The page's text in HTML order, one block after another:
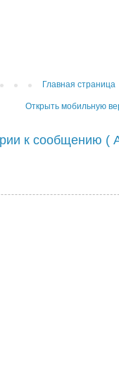
Главная страница
Открыть мобильную
к сообщению (